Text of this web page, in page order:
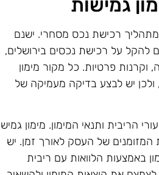
גמישות
רכישת נכס מסחרי. ישנם
להקל על רכישת נכסים בירושלים,
פרטיות. כל מקור מימון
ולכן יש לבצע בדיקה מעמיקה של
הריבית ותנאי המימון. מימון גמיש
של העסק לאורך זמן. יש
באמצעות הלוואות עם ריבית